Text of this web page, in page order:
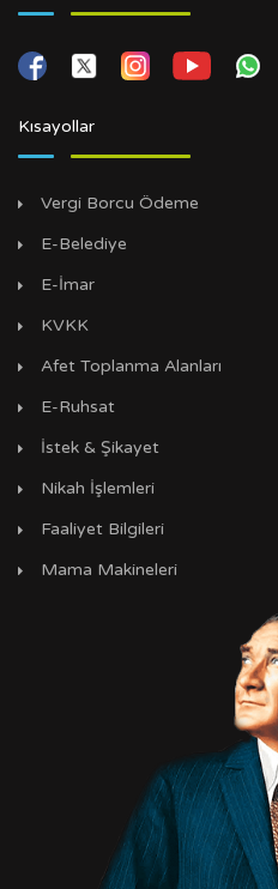
Kısayollar
Vergi Borcu Ödeme
E-Belediye
E-İmar
KVKK
Afet Toplanma Alanları
E-Ruhsat
İstek & Şikayet
Nikah İşlemleri
Faaliyet Bilgileri
Mama Makineleri